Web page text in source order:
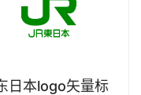
日本logo矢量标